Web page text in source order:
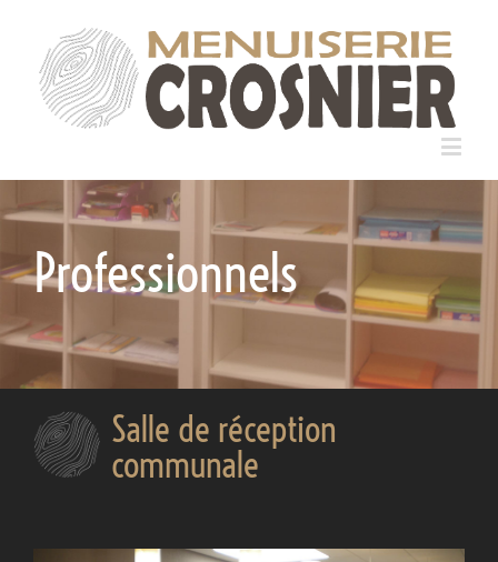
Professionnels
Salle de réception
communale